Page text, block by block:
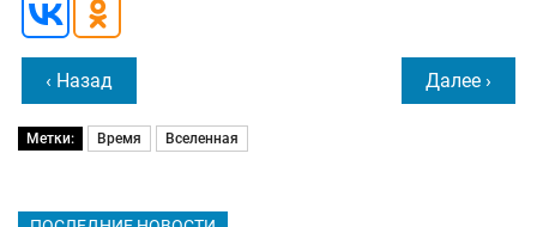
‹ Назад Далее ›
Метки: Время Вселенная